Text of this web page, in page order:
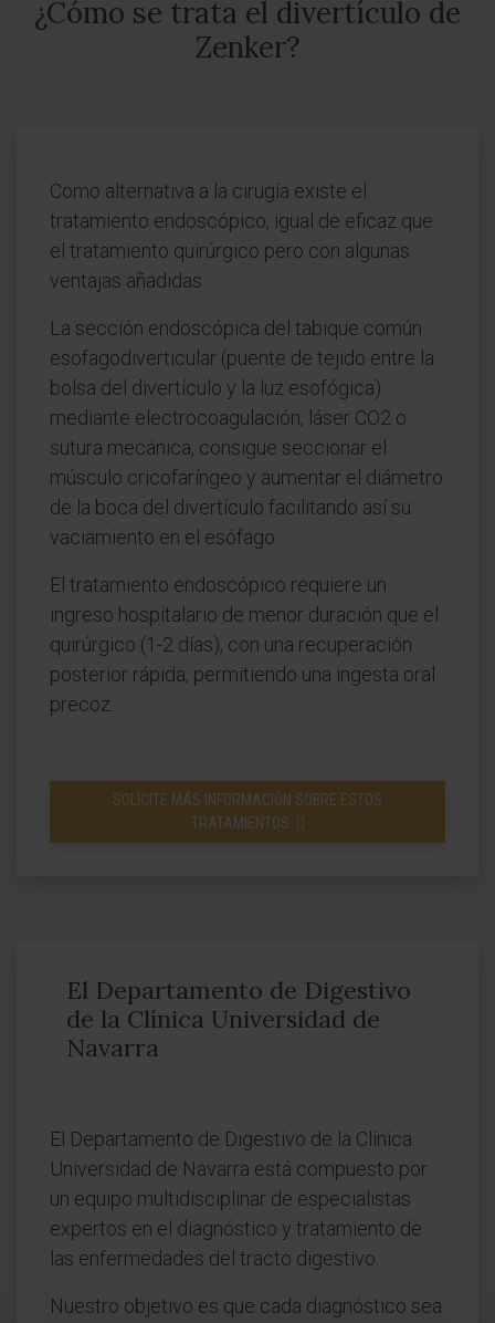
¿Cómo se trata el divertículo de
Zenker?
Como alternativa a la cirugía existe el
tratamiento endoscópico, igual de eficaz que
el tratamiento quirúrgico pero con algunas
ventajas añadidas.
La sección endoscópica del tabique común
esofagodiverticular (puente de tejido entre la
bolsa del divertículo y la luz esofógica)
mediante electrocoagulación, láser CO2 o
sutura mecánica, consigue seccionar el
músculo cricofaríngeo y aumentar el diámetro
de la boca del divertículo facilitando así su
vaciamiento en el esófago.
El tratamiento endoscópico requiere un
ingreso hospitalario de menor duración que el
quirúrgico (1-2 días), con una recuperación
posterior rápida, permitiendo una ingesta oral
precoz.
SOLICITE MÁS INFORMACIÓN SOBRE ESTOS
TRATAMIENTOS
El Departamento de Digestivo
de la Clínica Universidad de
Navarra
El Departamento de Digestivo de la Clínica
Universidad de Navarra está compuesto por
un equipo multidisciplinar de especialistas
expertos en el diagnóstico y tratamiento de
las enfermedades del tracto digestivo.
Nuestro objetivo es que cada diagnóstico sea